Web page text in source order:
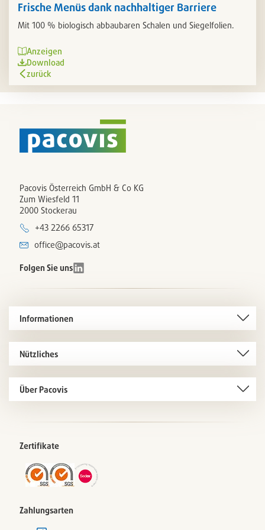
Frische Menüs dank nachhaltiger Barriere
Mit 100 % biologisch abbaubaren Schalen und Siegelfolien.
Anzeigen
Download
zurück
Pacovis Österreich GmbH & Co KG
Zum Wiesfeld 11
2000 Stockerau
+43 2266 65317
office@pacovis.at
Folgen Sie uns
Informationen
Nützliches
Über Pacovis
Zertifikate
Zahlungsarten